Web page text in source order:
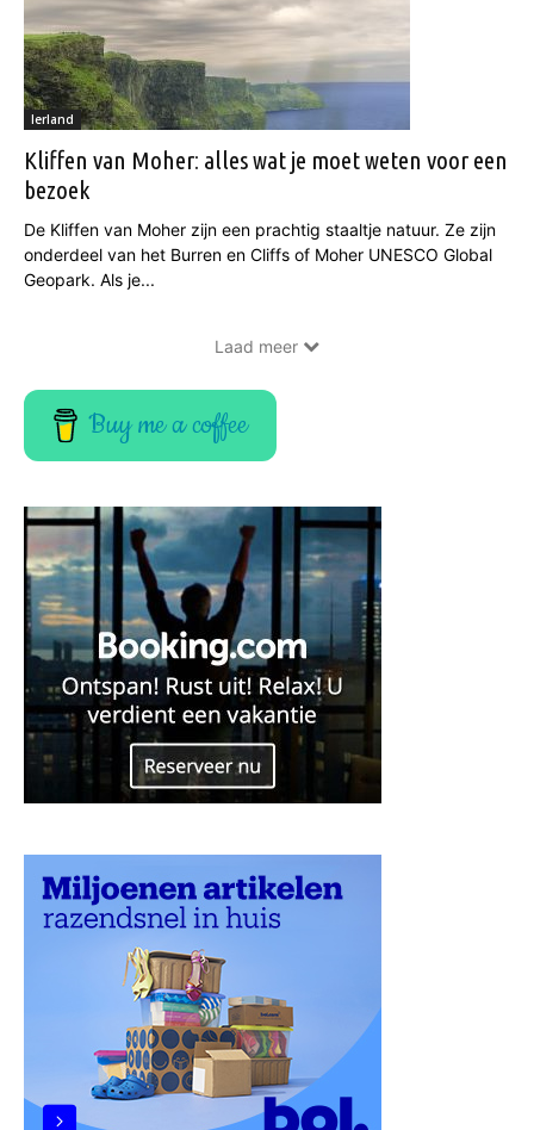
Ierland
Kliffen van Moher: alles wat je moet weten voor een
bezoek
De Kliffen van Moher zijn een prachtig staaltje natuur. Ze zijn
onderdeel van het Burren en Cliffs of Moher UNESCO Global
Geopark. Als je...
Laad meer
Buy me a coffee